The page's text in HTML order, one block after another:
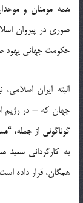
همه‌ مومنان و
صوری‌ در پیروان‌
حكومت‌ جهانی‌ یهود
البته ایران
جهان که – در رژیم
به کارگردانی سعید
همگان، قرار داده